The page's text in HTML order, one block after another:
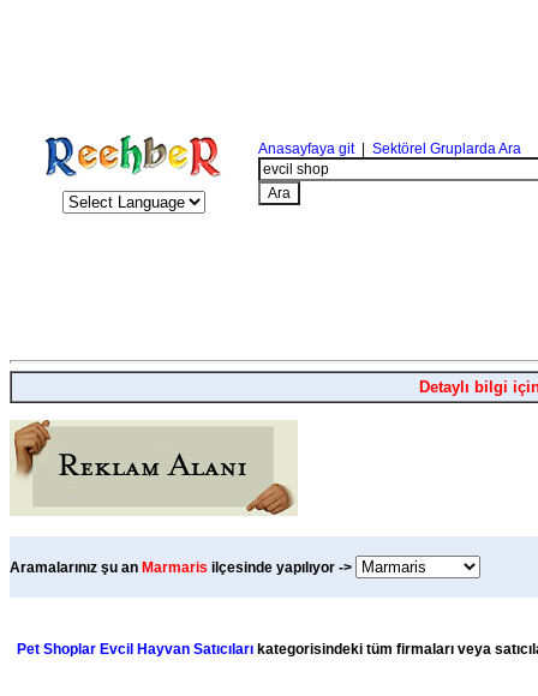
Anasayfaya git| Sektörel Gruplarda Ara
Detaylı bilgi
Aramalarınız şu an Marmaris ilçesinde yapılıyor ->
Pet Shoplar Evcil Hayvan Satıcıları kategorisindeki tüm firmaları veya